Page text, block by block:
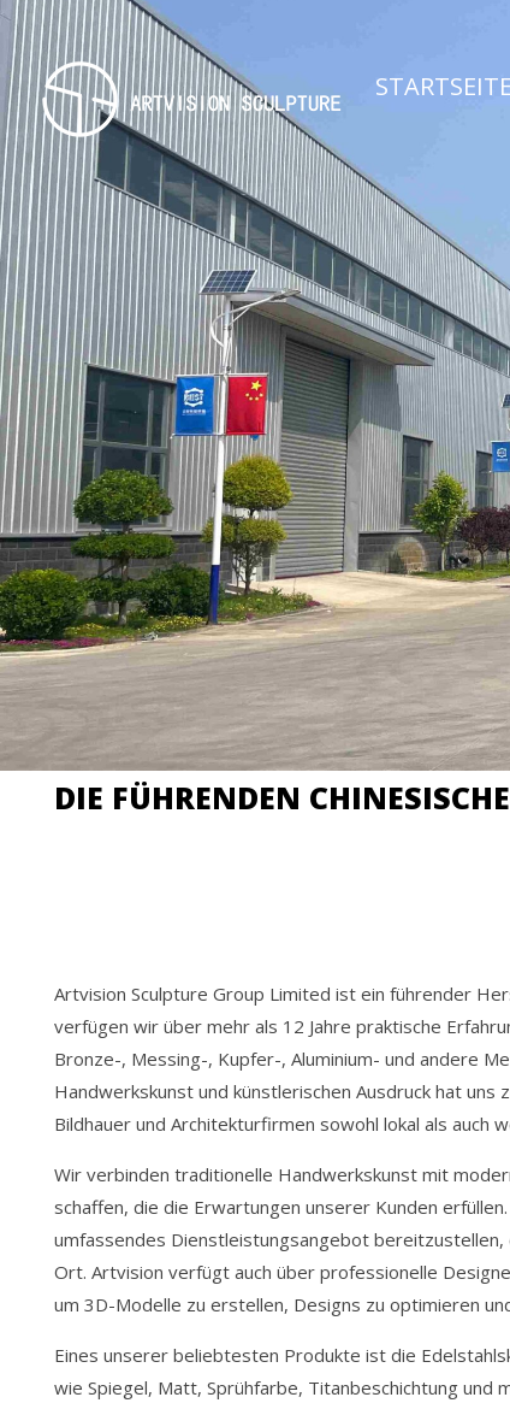
Artvision Sculpture Group Limited|Hersteller, Fabrik, kundenspezifische Metallskulpturen, Bronze Skulptur, Edelstahl Skulptur aus China.
Hochwertiger Hersteller von Edelstahl- und Metallskulpturen in Deutschland | Kundenspezifische Bronze-, Kupfer- und Außenkunstwerke
STARTSEITE
DIE FÜHRENDEN
Artvision Sculpture Group Limited ist ein führender
verfügen wir über mehr als 12 Jahre praktische
Bronze-, Messing-, Kupfer-, Aluminium- und andere
Handwerkskunst und künstlerischen Ausdruck hat
Bildhauer und Architekturfirmen sowohl lokal als auch
Wir verbinden traditionelle Handwerkskunst mit
schaffen, die die Erwartungen unserer Kunden
umfassendes Dienstleistungsangebot
Ort. Artvision verfügt auch über professionelle
um 3D-Modelle zu erstellen, Designs zu optimieren
Eines unserer beliebtesten Produkte ist die
wie Spiegel, Matt, Sprühfarbe, Titanbeschichtung und